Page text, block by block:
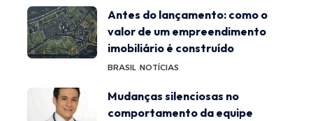
Antes do lançamento: como o
valor de um empreendimento
imobiliário é construído
BRASIL NOTÍCIAS
Mudanças silenciosas no
comportamento da equipe